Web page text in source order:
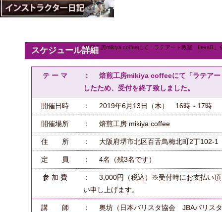
焙煎工房mikiya coffeeにて「ラテアート教室 Level1
スケジュール詳細
テ ー マ
： 焙煎工房mikiya coffeeにて「ラテア
したため、受付を終了致しました。
開催日時 ： 2019年6月13日（木） 16時～17時
開催場所 ： 焙煎工房 mikiya coffee
住 所 ： 大阪府堺市北区百舌鳥梅北町2丁102-1
定 員 ： 4名（残3名です）
参 加 費
： 3,000円（税込）※受付時にお支払い頂
い申し上げます。
講 師 ： 奥坊（日本バリスタ協会 JBAバリス